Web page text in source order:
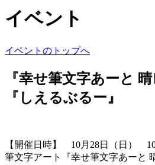
イベント
イベントのトップへ
『幸せ筆文字あーと
『しえるぶるー』
【開催日時】 10月28日（日）
筆文字アート『幸せ筆文字あーと